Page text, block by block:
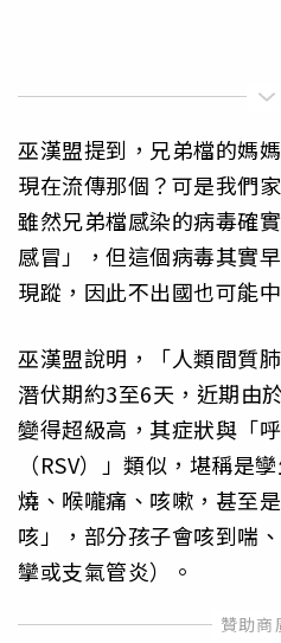
巫漢盟提到，兄弟檔的媽
現在流傳那個？可是我們
雖然兄弟檔感染的病毒確
感冒」，但這個病毒其實
現蹤，因此不出國也可能
巫漢盟說明，「人類間質
潛伏期約3至6天，近期由
變得超級高，其症狀與「
（RSV）」類似，堪稱是
燒、喉嚨痛、咳嗽，甚至
咳」，部分孩子會咳到喘
攣或支氣管炎）。